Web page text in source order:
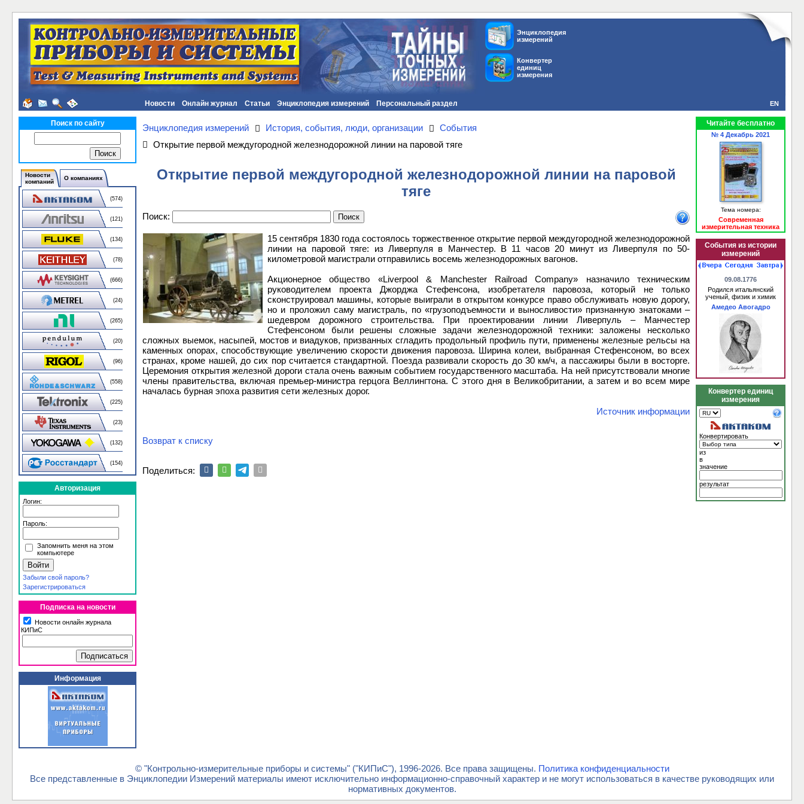
Энциклопедия
измерений
Конвертер
единиц
измерения
Новости Онлайн журнал Статьи Энциклопедия измерений Персональный раздел EN
Поиск по сайту
Новости
компаний
О компаниях
(574)
(121)
(134)
(78)
(666)
(24)
(265)
(20)
(96)
(558)
(225)
(23)
(132)
(154)
Авторизация
Логин:
Пароль:
Запомнить меня на этом
компьютере
Забыли свой пароль?
Зарегистрироваться
Подписка на новости
Новости онлайн журнала
КИПиС
Информация
Энциклопедия измерений История, события, люди, организации
События
Открытие первой междугородной железнодорожной линии на паровой тяге
Открытие первой междугородной железнодорожной линии на паровой
тяге
Поиск:
15 сентября 1830 года состоялось торжественное открытие первой междугородной железнодорожной
линии на паровой тяге: из Ливерпуля в Манчестер. В 11 часов 20 минут из Ливерпуля по 50-
километровой магистрали отправились восемь железнодорожных вагонов.
Акционерное общество «Liverpool & Manchester Railroad Company» назначило техническим
руководителем проекта Джорджа Стефенсона, изобретателя паровоза, который не только
сконструировал машины, которые выиграли в открытом конкурсе право обслуживать новую дорогу,
но и проложил саму магистраль, по «грузоподъемности и выносливости» признанную знатоками –
шедевром дорожного строительства. При проектировании линии Ливерпуль – Манчестер
Стефенсоном были решены сложные задачи железнодорожной техники: заложены несколько
сложных выемок, насыпей, мостов и виадуков, призванных сгладить продольный профиль пути, применены железные рельсы на
каменных опорах, способствующие увеличению скорости движения паровоза. Ширина колеи, выбранная Стефенсоном, во всех
странах, кроме нашей, до сих пор считается стандартной. Поезда развивали скорость до 30 км/ч, а пассажиры были в восторге.
Церемония открытия железной дороги стала очень важным событием государственного масштаба. На ней присутствовали многие
члены правительства, включая премьер-министра герцога Веллингтона. С этого дня в Великобритании, а затем и во всем мире
началась бурная эпоха развития сети железных дорог.
Источник информации
Возврат к списку
Поделиться:
Читайте бесплатно
№ 4 Декабрь 2021
Тема номера:
Современная
измерительная техника
События из истории
измерений
09.08.1776
Родился итальянский
ученый, физик и химик
Амедео Авогадро
Конвертер единиц
измерения
Конвертировать
из
в
значение
результат
© "Контрольно-измерительные приборы и системы" ("КИПиС"), 1996-2026. Все права защищены. Политика конфиденциальности
Все представленные в Энциклопедии Измерений материалы имеют исключительно информационно-справочный характер и не могут использоваться в качестве руководящих или
нормативных документов.